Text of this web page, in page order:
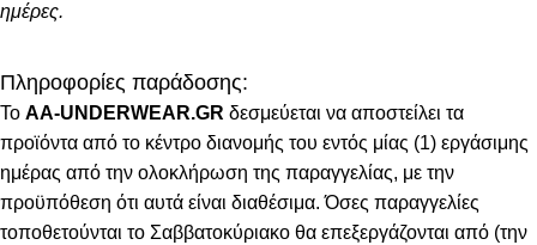
ημέρες.
Πληροφορίες παράδοσης:
To AA-UNDERWEAR.GR δεσμεύεται να αποστείλει τα
προϊόντα από το κέντρο διανομής του εντός μίας (1) εργάσιμης
ημέρας από την ολοκλήρωση της παραγγελίας, με την
προϋπόθεση ότι αυτά είναι διαθέσιμα. Όσες παραγγελίες
τοποθετούνται το Σαββατοκύριακο θα επεξεργάζονται από (την